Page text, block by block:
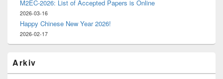
M2EC-2026: List of Accepted Papers is Online
2026-03-16
Happy Chinese New Year 2026!
2026-02-17
Arkiv